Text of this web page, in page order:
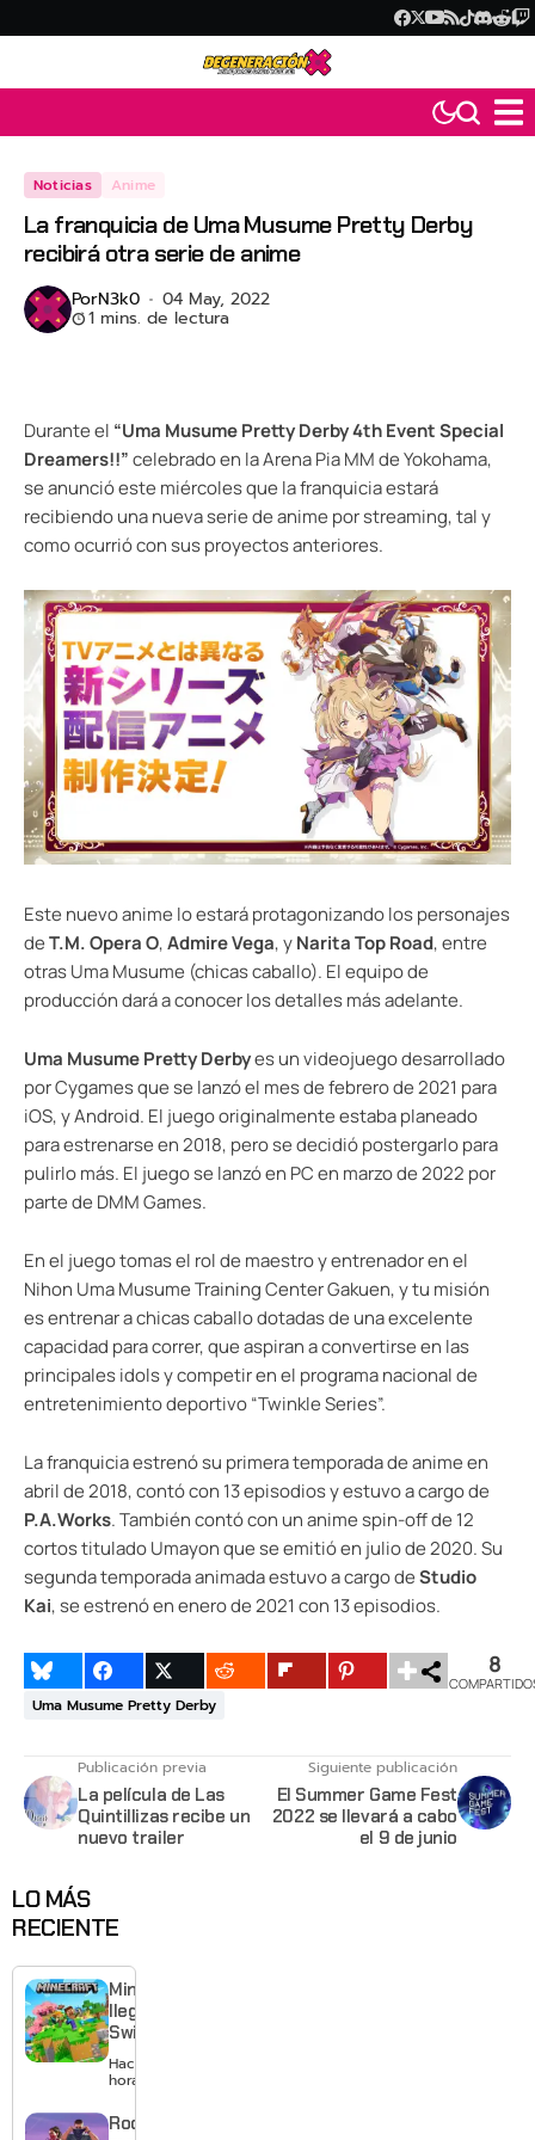
Noticias Anime
La franquicia de Uma Musume Pretty Derby
recibirá otra serie de anime
PorN3k0 04 May, 2022
1 mins. de lectura
Durante el “Uma Musume Pretty Derby 4th Event Special
Dreamers!!”celebrado en la Arena Pia MM de Yokohama,
se anunció este miércoles que la franquicia estará
recibiendo una nueva serie de anime por streaming, tal y
como ocurrió con sus proyectos anteriores.
Este nuevo anime lo estará protagonizando los personajes
deT.M. Opera O,Admire Vega, yNarita Top Road, entre
otras Uma Musume (chicas caballo). El equipo de
producción dará a conocer los detalles más adelante.
Uma Musume Pretty Derbyes un videojuego desarrollado
por Cygames que se lanzó el mes de febrero de 2021 para
iOS, y Android. El juego originalmente estaba planeado
para estrenarse en 2018, pero se decidió postergarlo para
pulirlo más. El juego se lanzó en PC en marzo de 2022 por
parte de DMM Games.
En el juego tomas el rol de maestro y entrenador en el
Nihon Uma Musume Training Center Gakuen, y tu misión
es entrenar a chicas caballo dotadas de una excelente
capacidad para correr, que aspiran a convertirse en las
principales idols y competir en el programa nacional de
entretenimiento deportivo “Twinkle Series”.
La franquicia estrenó su primera temporada de anime en
abril de 2018, contó con 13 episodios y estuvo a cargo de
P.A.Works. También contó con un anime spin-off de 12
cortos titulado Umayon que se emitió en julio de 2020. Su
segunda temporada animada estuvo a cargo deStudio
Kai, se estrenó en enero de 2021 con 13 episodios.
8
Uma Musume Pretty Derby
Publicación previa
La película de Las
Quintillizas recibe un
nuevo trailer
Siguiente publicación
El Summer Game Fest
2022 se llevará a cabo
el 9 de junio
LO MÁS
RECIENTE
Minecraft
llega a
Switch 2
con
mejores
y mucho
Hace 3
horas
Rockstar